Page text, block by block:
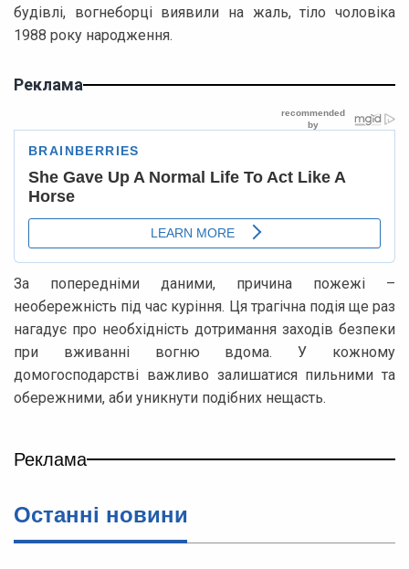
будівлі, вогнеборці виявили на жаль, тіло чоловіка
1988 року народження.
Реклама
За попередніми даними, причина пожежі –
необережність під час куріння. Ця трагічна подія ще раз
нагадує про необхідність дотримання заходів безпеки
при вживанні вогню вдома. У кожному
домогосподарстві важливо залишатися пильними та
обережними, аби уникнути подібних нещасть.
Реклама
Останні новини